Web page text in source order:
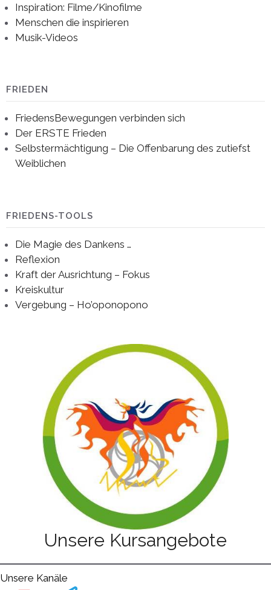
Inspiration: Filme/Kinofilme
Menschen die inspirieren
Musik-Videos
FRIEDEN
FriedensBewegungen verbinden sich
Der ERSTE Frieden
Selbstermächtigung – Die Offenbarung des zutiefst
Weiblichen
FRIEDENS-TOOLS
Die Magie des Dankens …
Reflexion
Kraft der Ausrichtung – Fokus
Kreiskultur
Vergebung – Ho’oponopono
Unsere Kursangebote
Unsere Kanäle